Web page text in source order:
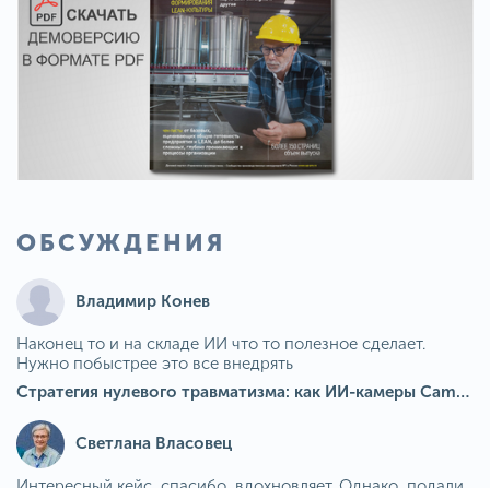
ОБСУЖДЕНИЯ
Владимир Конев
Наконец то и на складе ИИ что то полезное сделает.
Нужно побыстрее это все внедрять
Стратегия нулевого травматизма: как ИИ-камеры Camkord снижают риск наезда на пешехода при работе на погрузчике
Светлана Власовец